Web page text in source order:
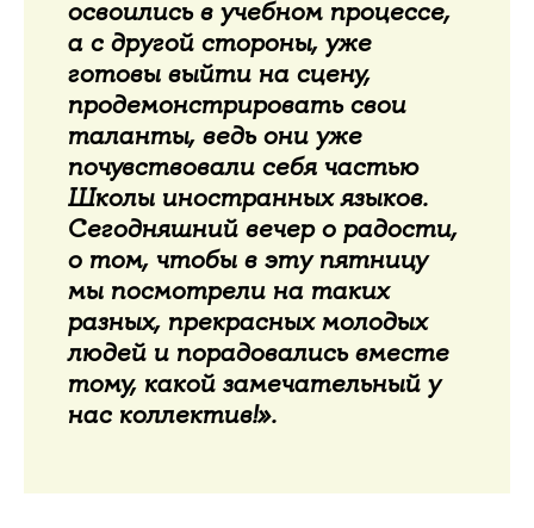
освоились в учебном процессе,
а с другой стороны, уже
готовы выйти на сцену,
продемонстрировать свои
таланты, ведь они уже
почувствовали себя частью
Школы иностранных языков.
Сегодняшний вечер о радости,
о том, чтобы в эту пятницу
мы посмотрели на таких
разных, прекрасных молодых
людей и порадовались вместе
тому, какой замечательный у
нас коллектив!».